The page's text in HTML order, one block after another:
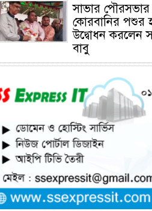
সাভার পৌরসভার
কোরবানির পশুর
উদ্বোধন করলেন
বাবু
সাভারে চাঁদার
প্রতিষ্ঠানে হামলা
ঝুলিয়ে দিয়েছে
সাভারে নারী
খামার ভাংচুর, ৫
ক্ষয়ক্ষতি
উভয়পক্ষের
প্রত্যাহার করায়
মুরগীর বাজার